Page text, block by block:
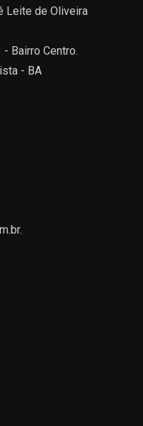
Leite de Oliveira
Bairro Centro.
- BA
.